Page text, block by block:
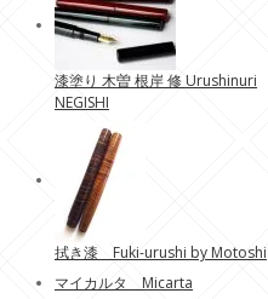
漆塗り 木曽 根岸 修 Urushinuri
NEGISHI
拭き漆 Fuki-urushi by Motoshi
マイカルタ Micarta